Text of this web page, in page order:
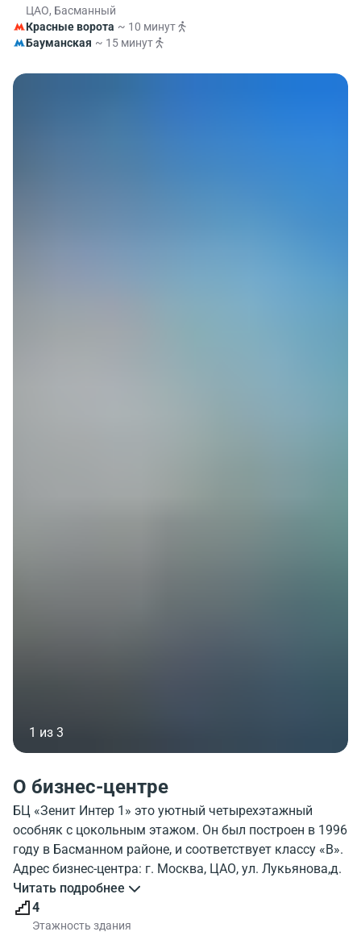
ЦАО, Басманный
Красные ворота ~ 10 минут
Бауманская ~ 15 минут
1 из 3
О бизнес-центре
БЦ «Зенит Интер 1» это уютный четырехэтажный
особняк с цокольным этажом. Он был построен в 1996
году в Басманном районе, и соответствует классу «В».
Адрес бизнес-центра: г. Москва, ЦАО, ул. Лукьянова,д.
3 стр. 1.
Объект расположен очень удобно – рядом проходят
такие городские магистрали как Садовое кольцо, ТТК.
Читать подробнее
4
Этажность здания